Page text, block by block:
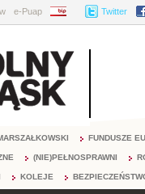
e-Puap BIP Twitter
FUNDUSZE
(NIE)PEŁNOSPRAWNI
KOLEJE